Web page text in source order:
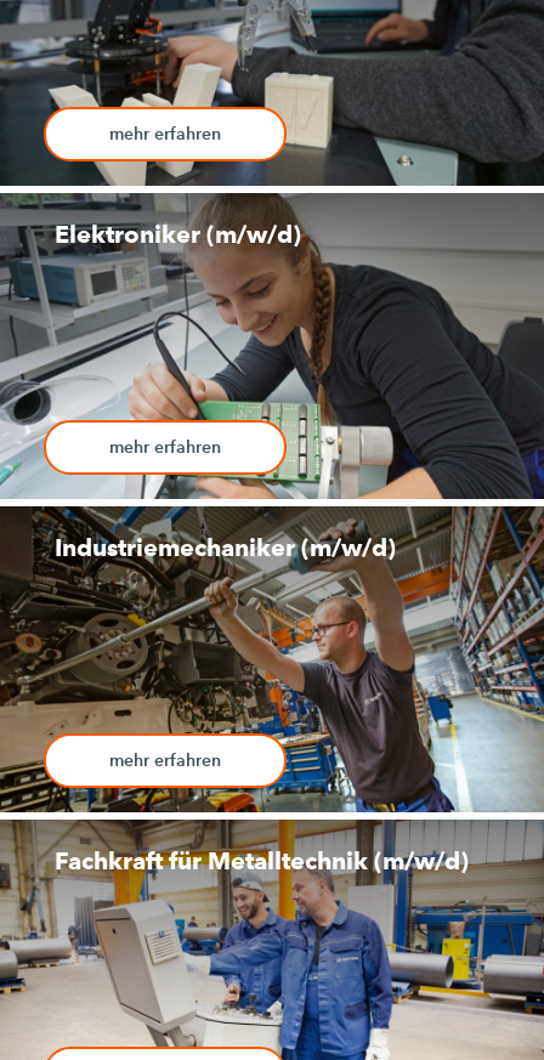
mehr erfahren
Elektroniker (m/w/d)
mehr erfahren
Industriemechaniker (m/w/d)
mehr erfahren
Fachkraft für Metalltechnik (m/w/d)